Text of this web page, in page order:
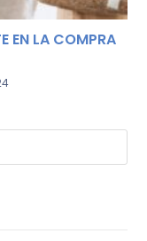
EN LA COMPRA